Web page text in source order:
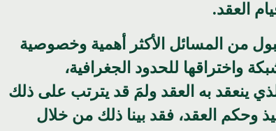
العقد.
من المسائل الأكثر أهمية وخصوصية
واختراقها للحدود الجغرافية،
ينعقد به العقد ولمَ قد يترتب على ذلك
وحكم العقد، فقد بينا ذلك من خلال